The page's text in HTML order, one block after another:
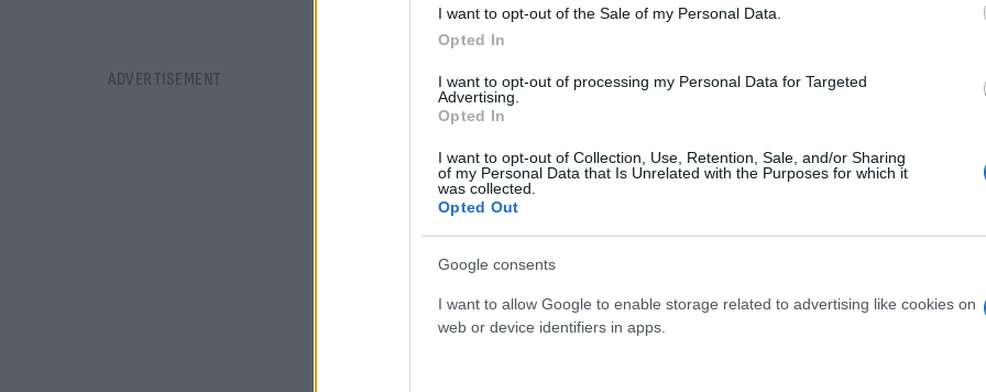
I want to opt-out of the Sale of my Personal Data.
Opted In
I want to opt-out of processing my Personal Data for Targeted
Advertising.
Opted In
I want to opt-out of Collection, Use, Retention, Sale, and/or Sharing
of my Personal Data that Is Unrelated with the Purposes for which it
was collected.
Opted Out
Google consents
I want to allow Google to enable storage related to advertising like cookies on
web or device identifiers in apps.